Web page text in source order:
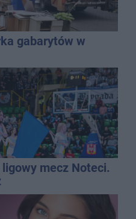
gabarytów w
mecz Noteci.